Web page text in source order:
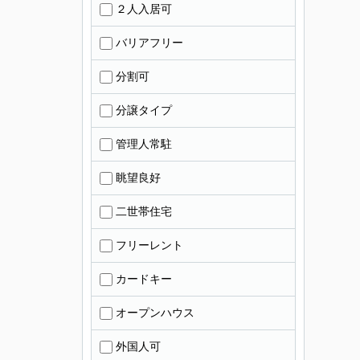
２人入居可
バリアフリー
分割可
分譲タイプ
管理人常駐
眺望良好
二世帯住宅
フリーレント
カードキー
オープンハウス
外国人可